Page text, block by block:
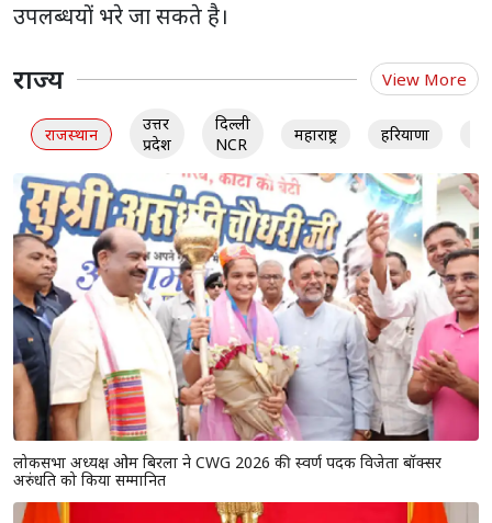
उपलब्धयों भरे जा सकते है।
राज्य View More
राजस्थान
उत्तर
प्रदेश
दिल्ली
NCR
महाराष्ट्र हरियाणा
लोकसभा अध्यक्ष ओम बिरला ने CWG 2026 की स्वर्ण पदक विजेता बॉक्सर
अरुंधति को किया सम्मानित